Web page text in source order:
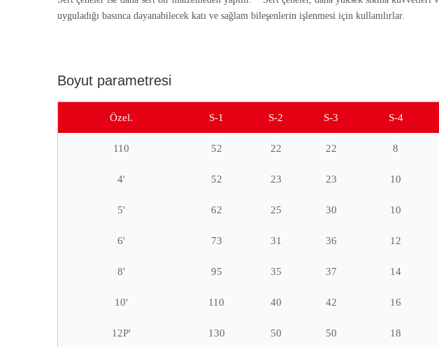
uyguladığı basınca dayanabilecek katı ve sağlam bileşenlerin işlenmesi için kullanılırlar.
Boyut parametresi
Özel. S-1 S-2 S-3 S-4
110 52 22 22 8
4' 52 23 23 10
5' 62 25 30 10
6' 73 31 36 12
8' 95 35 37 14
10' 110 40 42 16
12P' 130 50 50 18